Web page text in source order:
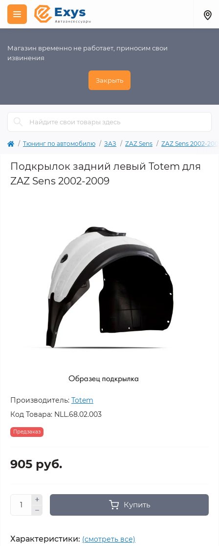
Магазин временно не работает, приносим свои
извинения
Закрыть
Тюнинг по автомобилю ЗАЗ ZAZ Sens ZAZ Sens 2002-
Подкрылок задний левый Totem для
ZAZ Sens 2002-2009
Производитель: Totem
Код Товара: NLL.68.02.003
Предзаказ
905 руб.
Купить
Характеристики: (смотреть все)